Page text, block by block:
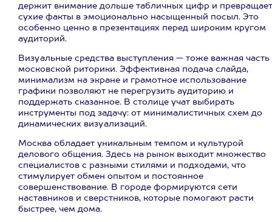
держит внимание дольше табличных цифр и превращает
сухие факты в эмоционально насыщенный посыл. Это
особенно ценно в презентациях перед широким кругом
аудиторий.
Визуальные средства выступления — тоже важная часть
московской риторики. Эффективная подача слайда,
минимализм на экране и грамотное использование
графики позволяют не перегрузить аудиторию и
поддержать сказанное. В столице учат выбирать
инструменты под задачу: от минималистичных схем до
динамических визуализаций.
Москва обладает уникальным темпом и культурой
делового общения. Здесь на рынок выходит множество
специалистов с разными стилями и подходами, что
стимулирует обмен опытом и постоянное
совершенствование. В городе формируются сети
наставников и сверстников, которые помогают расти
быстрее, чем дома.